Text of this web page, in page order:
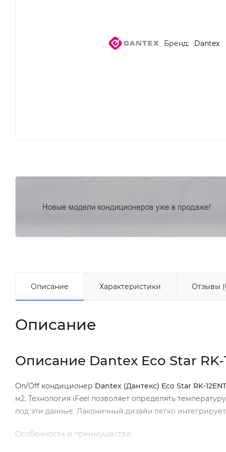
Бренд: Dantex
Описание Характеристики Отзывы
Описание
Описание Dantex Eco Star RK-
On/Off кондиционер Dantex (Дантекс) Eco Star RK-
м2. Технология iFeel позволяет определять
под эти данные. Лаконичный дизайн легко
Особенности и преимущества: